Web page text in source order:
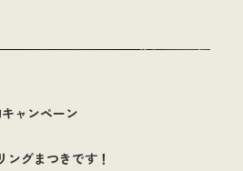
ャンペーン
ングまつきです！